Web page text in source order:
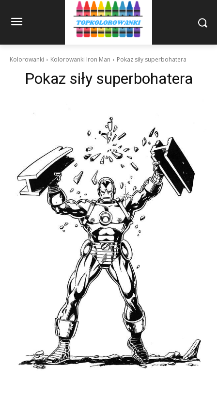
Kolorowanki Kolorowanki Iron Man Pokaz siły superbohatera
Pokaz siły superbohatera